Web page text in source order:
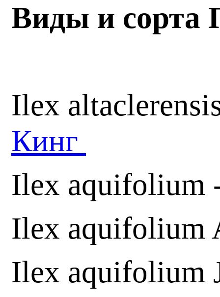
Виды и сорта
Ilex
Кинг
Ilex aquifolium
Ilex aquifolium
Ilex aquifolium